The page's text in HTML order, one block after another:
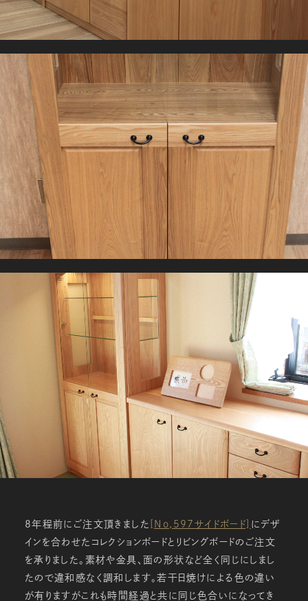
8年程前にご注文頂きました [No,597サイドボード] にデザ
インを合わせたコレクションボードとリビングボードのご注文
を承りました。素材や金具、面の形状など全く同じにしまし
たので違和感なく調和します。若干日焼けによる色の違い
が有りますがこれも時間経過と共に同じ色合いになってき